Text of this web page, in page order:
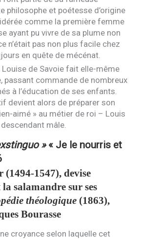
philosophe et poétesse d’origine
comme la première femme
ayant pu vivre de sa plume non
n’était pas non plus facile chez
en quête de mécénat.
Louise de Savoie fait elle-même
passant commande de nombreux
à l’éducation de ses enfants.
devient alors de préparer son
aimé » au métier de roi – Louis
descendant mâle.
»« Je le nourris et
(1494-1547), devise
salamandre sur ses
théologique (1863),
Bourasse
croyance selon laquelle cet